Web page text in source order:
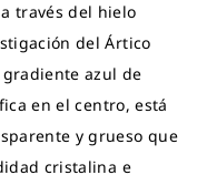
través del hielo
del Ártico
azul de
en el centro, está
y grueso que
cristalina e